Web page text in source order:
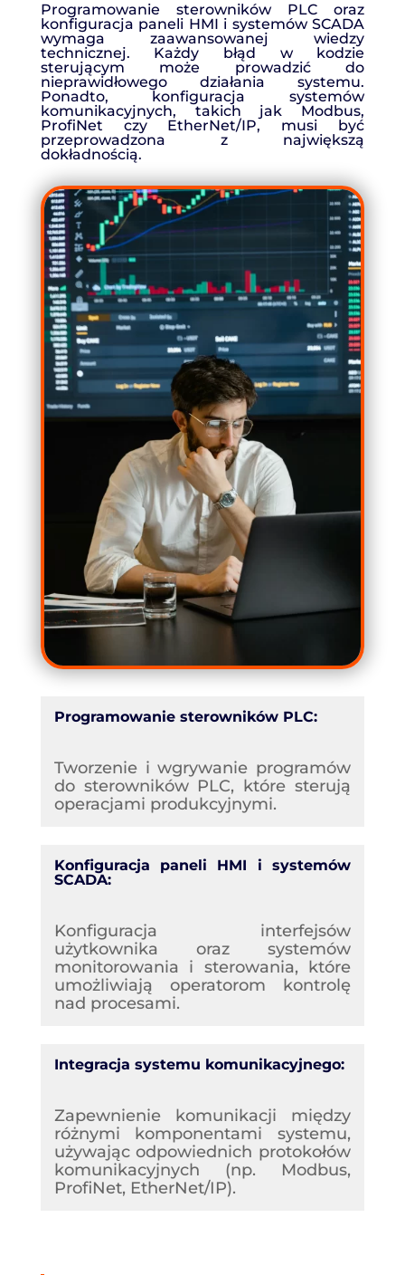
Programowanie sterowników PLC oraz
konfiguracja paneli HMI i systemów SCADA
wymaga zaawansowanej wiedzy
technicznej. Każdy błąd w kodzie
sterującym może prowadzić do
nieprawidłowego działania systemu.
Ponadto, konfiguracja systemów
komunikacyjnych, takich jak Modbus,
ProfiNet czy EtherNet/IP, musi być
przeprowadzona z największą
dokładnością.
Programowanie sterowników PLC:
Tworzenie i wgrywanie programów
do sterowników PLC, które sterują
operacjami produkcyjnymi.
Konfiguracja paneli HMI i systemów
SCADA:
Konfiguracja interfejsów
użytkownika oraz systemów
monitorowania i sterowania, które
umożliwiają operatorom kontrolę
nad procesami.
Integracja systemu komunikacyjnego:
Zapewnienie komunikacji między
różnymi komponentami systemu,
używając odpowiednich protokołów
komunikacyjnych (np. Modbus,
ProfiNet, EtherNet/IP).